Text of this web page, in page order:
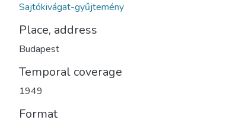
Sajtókivágat-gyűjtemény
Place, address
Budapest
Temporal coverage
1949
Format